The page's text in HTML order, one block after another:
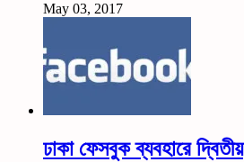
May 03, 2017
ঢাকা ফেসবুক ব্যবহারে দ্বিতীয়